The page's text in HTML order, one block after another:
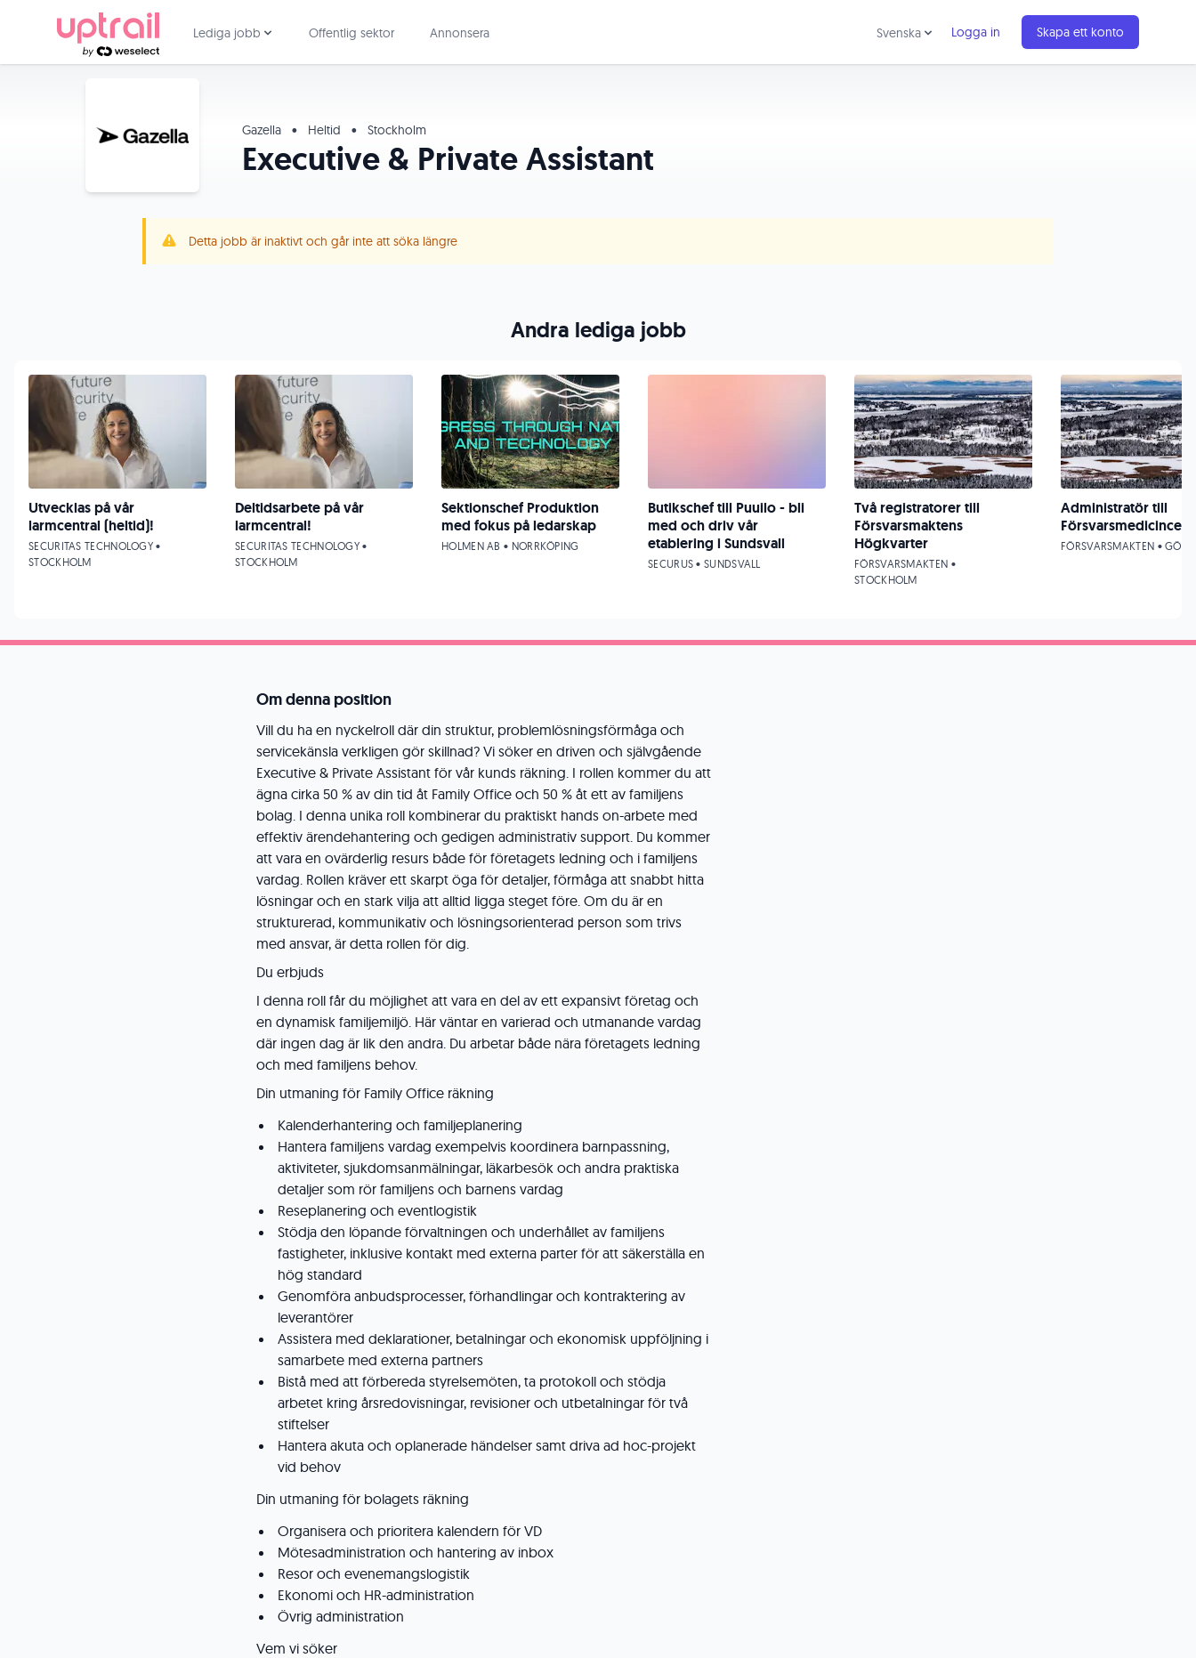
Lediga jobb Offentlig sektor Annonsera Svenska Logga in Skapa ett konto
Gazella • Heltid • Stockholm
Executive & Private Assistant
Detta jobb är inaktivt och går inte att söka längre
Om denna position
Vill du ha en nyckelroll där din struktur, problemlösningsförmåga och
servicekänsla verkligen gör skillnad? Vi söker en driven och självgående
Executive & Private Assistant för vår kunds räkning. I rollen kommer du att
ägna cirka 50 % av din tid åt Family Office och 50 % åt ett av familjens
bolag. I denna unika roll kombinerar du praktiskt hands on-arbete med
effektiv ärendehantering och gedigen administrativ support. Du kommer
att vara en ovärderlig resurs både för företagets ledning och i familjens
vardag. Rollen kräver ett skarpt öga för detaljer, förmåga att snabbt hitta
lösningar och en stark vilja att alltid ligga steget före. Om du är en
strukturerad, kommunikativ och lösningsorienterad person som trivs
med ansvar, är detta rollen för dig.
Du erbjuds
I denna roll får du möjlighet att vara en del av ett expansivt företag och
en dynamisk familjemiljö. Här väntar en varierad och utmanande vardag
där ingen dag är lik den andra. Du arbetar både nära företagets ledning
och med familjens behov.
Din utmaning för Family Office räkning
Kalenderhantering och familjeplanering
Hantera familjens vardag exempelvis koordinera barnpassning,
aktiviteter, sjukdomsanmälningar, läkarbesök och andra praktiska
detaljer som rör familjens och barnens vardag
Reseplanering och eventlogistik
Stödja den löpande förvaltningen och underhållet av familjens
fastigheter, inklusive kontakt med externa parter för att säkerställa en
hög standard
Genomföra anbudsprocesser, förhandlingar och kontraktering av
leverantörer
Assistera med deklarationer, betalningar och ekonomisk uppföljning i
samarbete med externa partners
Bistå med att förbereda styrelsemöten, ta protokoll och stödja
arbetet kring årsredovisningar, revisioner och utbetalningar för två
stiftelser
Hantera akuta och oplanerade händelser samt driva ad hoc-projekt
vid behov
Din utmaning för bolagets räkning
Organisera och prioritera kalendern för VD
Mötesadministration och hantering av inbox
Resor och evenemangslogistik
Ekonomi och HR-administration
Övrig administration
Vem vi söker
Andra lediga jobb
Utvecklas på vår
larmcentral (heltid)!
SECURITAS TECHNOLOGY •
STOCKHOLM
Deltidsarbete på vår
larmcentral!
SECURITAS TECHNOLOGY •
STOCKHOLM
Sektionschef Produktion
med fokus på ledarskap
HOLMEN AB • NORRKÖPING
Butikschef till Puuilo - bli
med och driv vår
etablering i Sundsvall
SECURUS • SUNDSVALL
Två registratorer till
Försvarsmaktens
Högkvarter
FÖRSVARSMAKTEN •
STOCKHOLM
Administratör till
FÖRSVARSMAKTEN •